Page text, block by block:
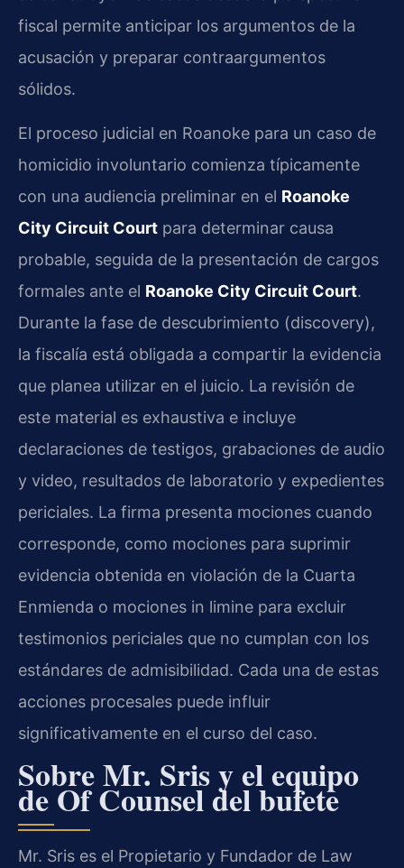
fiscal permite anticipar los argumentos de la
acusación y preparar contraargumentos
sólidos.
El proceso judicial en Roanoke para un caso de
homicidio involuntario comienza típicamente
con una audiencia preliminar en el Roanoke
City Circuit Court para determinar causa
probable, seguida de la presentación de cargos
formales ante el Roanoke City Circuit Court.
Durante la fase de descubrimiento (discovery),
la fiscalía está obligada a compartir la evidencia
que planea utilizar en el juicio. La revisión de
este material es exhaustiva e incluye
declaraciones de testigos, grabaciones de audio
y video, resultados de laboratorio y expedientes
periciales. La firma presenta mociones cuando
corresponde, como mociones para suprimir
evidencia obtenida en violación de la Cuarta
Enmienda o mociones in limine para excluir
testimonios periciales que no cumplan con los
estándares de admisibilidad. Cada una de estas
acciones procesales puede influir
significativamente en el curso del caso.
Sobre Mr. Sris y el equipo
de Of Counsel del bufete
Mr. Sris es el Propietario y Fundador de Law